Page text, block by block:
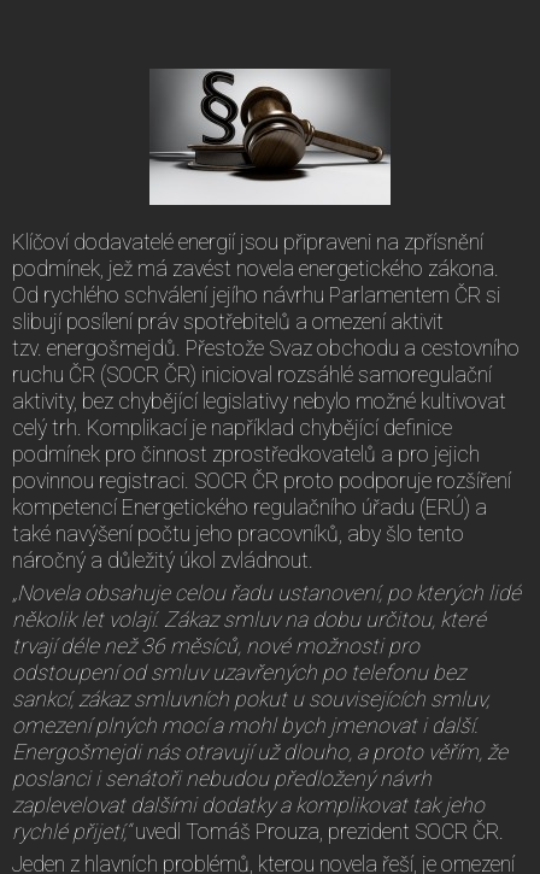
Klíčoví dodavatelé energií jsou připraveni na zpřísnění
podmínek, jež má zavést novela energetického zákona.
Od rychlého schválení jejího návrhu Parlamentem ČR si
slibují posílení práv spotřebitelů a omezení aktivit
tzv. energošmejdů. Přestože Svaz obchodu a cestovního
ruchu ČR (SOCR ČR) inicioval rozsáhlé samoregulační
aktivity, bez chybějící legislativy nebylo možné kultivovat
celý trh. Komplikací je například chybějící definice
podmínek pro činnost zprostředkovatelů a pro jejich
povinnou registraci. SOCR ČR proto podporuje rozšíření
kompetencí Energetického regulačního úřadu (ERÚ) a
také navýšení počtu jeho pracovníků, aby šlo tento
náročný a důležitý úkol zvládnout.
„Novela obsahuje celou řadu ustanovení, po kterých lidé
několik let volají. Zákaz smluv na dobu určitou, které
trvají déle než 36 měsíců, nové možnosti pro
odstoupení od smluv uzavřených po telefonu bez
sankcí, zákaz smluvních pokut u souvisejících smluv,
omezení plných mocí a mohl bych jmenovat i další.
Energošmejdi nás otravují už dlouho, a proto věřím, že
poslanci i senátoři nebudou předložený návrh
zaplevelovat dalšími dodatky a komplikovat tak jeho
rychlé přijetí,“uvedl Tomáš Prouza, prezident SOCR ČR.
Jeden z hlavních problémů, kterou novela řeší, je omezení